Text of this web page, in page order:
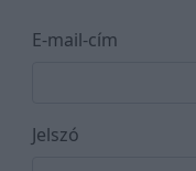
E-mail-cím
Jelszó